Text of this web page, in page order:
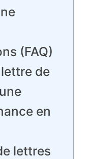
(FAQ)
de
en
lettres